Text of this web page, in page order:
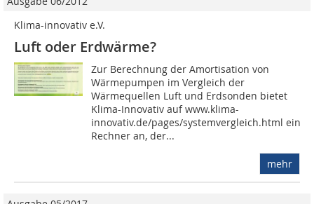
Klima-innovativ e.V.
Luft oder Erdwärme?
Zur Berechnung der Amortisation von
Wärmepumpen im Vergleich der
Wärmequellen Luft und Erdsonden bietet
Klima-Innovativ auf www.klima-
innovativ.de/pages/systemvergleich.html einen
Rechner an, der...
mehr